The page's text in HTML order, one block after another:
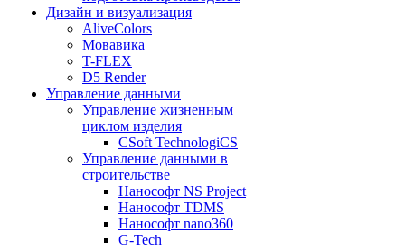
Дизайн и визуализация
AliveColors
Мовавика
T-FLEX
D5 Render
Управление данными
Управление жизненным
циклом изделия
CSoft TechnologiCS
Управление данными в
строительстве
Нанософт NS Project
Нанософт TDMS
Нанософт nano360
G-Tech